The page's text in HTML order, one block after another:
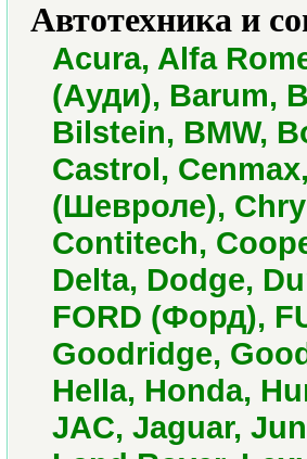
Автотехника и
Acura, Alfa
(Ауди), Barum,
Bilstein, BMW,
Castrol,
(Шевроле),
Contitech,
Delta, Dodge,
FORD (Форд),
Goodridge,
Hella, Honda,
JAC, Jaguar,